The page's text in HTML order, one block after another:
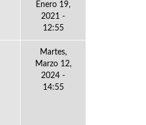
Enero 19,
2021 -
12:55
Martes,
Marzo 12,
2024 -
14:55